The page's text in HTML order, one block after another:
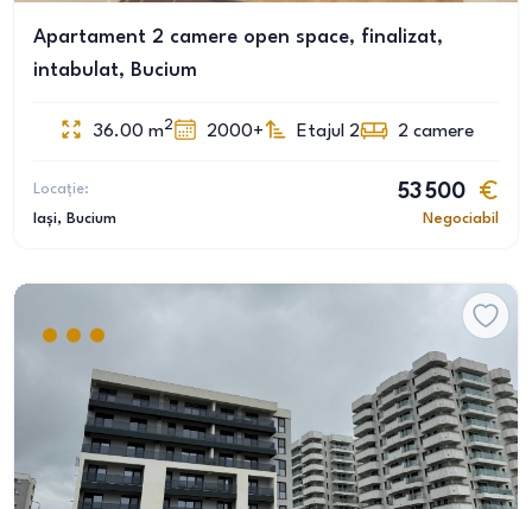
Apartament 2 camere open space, finalizat,
intabulat, Bucium
36.00 m2 2000+ Etajul 2 2 camere
Locație:
Iași, Bucium
53 500
Negociabil